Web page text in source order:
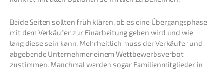
Beide Seiten sollten früh klären, ob es eine Übergangs­pha­se
mit dem Verkäu­fer zur Einar­bei­tung geben wird und wie
lang diese sein kann. Mehrheit­lich muss der Verkäu­fer und
abgeben­de Unter­neh­mer einem Wettbe­werbs­ver­bot
zustim­men. Manch­mal werden sogar Famili­en­mit­glie­der in